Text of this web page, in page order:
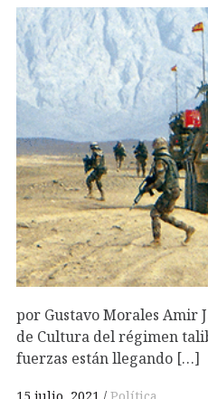
por Gustavo Morales Amir
de Cultura del régimen
fuerzas están llegando […]